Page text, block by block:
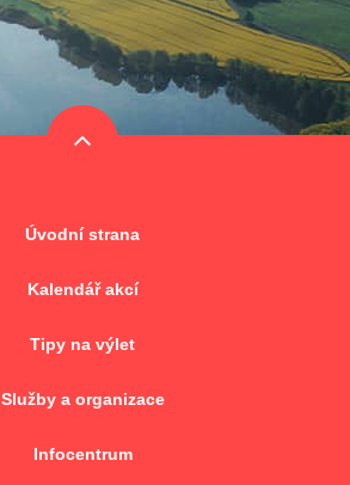
Úvodní strana
Kalendář akcí
Tipy na výlet
Služby a organizace
Infocentrum